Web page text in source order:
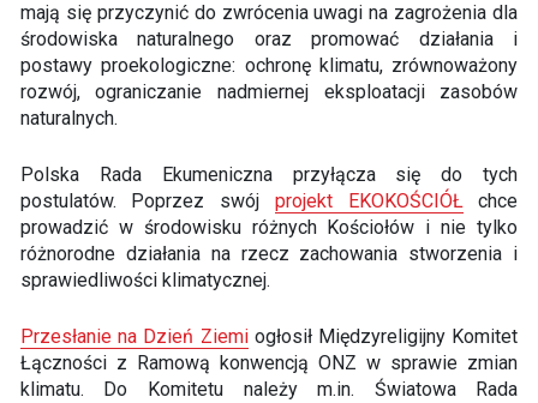
mają się przyczynić do zwrócenia uwagi na zagrożenia dla
środowiska naturalnego oraz promować działania i
postawy proekologiczne: ochronę klimatu, zrównoważony
rozwój, ograniczanie nadmiernej eksploatacji zasobów
naturalnych.
Polska Rada Ekumeniczna przyłącza się do tych
postulatów. Poprzez swój projekt EKOKOŚCIÓŁchce
prowadzić w środowisku różnych Kościołów i nie tylko
różnorodne działania na rzecz zachowania stworzenia i
sprawiedliwości klimatycznej.
Przesłanie na Dzień Ziemiogłosił Międzyreligijny Komitet
Łączności z Ramową konwencją ONZ w sprawie zmian
klimatu. Do Komitetu należy m.in. Światowa Rada